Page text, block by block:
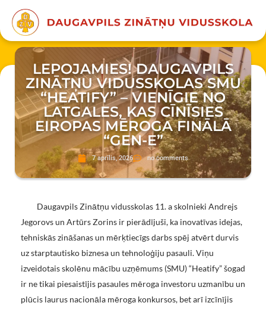
LEPOJAMIES! DAUGAVPILS
ZINĀTŅU VIDUSSKOLAS SMU
“HEATIFY” – VIENĪGIE NO
LATGALES, KAS CĪNĪSIES
EIROPAS MĒROGA FINĀLĀ
“GEN-E”
7 aprīlis, 2026 no comments
Daugavpils Zinātņu vidusskolas 11. a skolnieki Andrejs
Jegorovs un Artūrs Zorins ir pierādījuši, ka inovatīvas idejas,
tehniskās zināšanas un mērķtiecīgs darbs spēj atvērt durvis
uz starptautisko biznesa un tehnoloģiju pasauli. Viņu
izveidotais skolēnu mācību uzņēmums (SMU) “Heatify” šogad
ir ne tikai piesaistījis pasaules mēroga investoru uzmanību un
plūcis laurus nacionāla mēroga konkursos, bet arī izcīnījis